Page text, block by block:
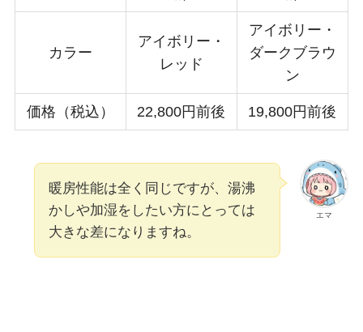
カラー
アイボリー・
レッド
アイボリー・
ダークブラウ
ン
価格（税込） 22,800円前後 19,800円前後
エマ
暖房性能は全く同じですが、湯沸
かしや加湿をしたい方にとっては
大きな差になりますね。